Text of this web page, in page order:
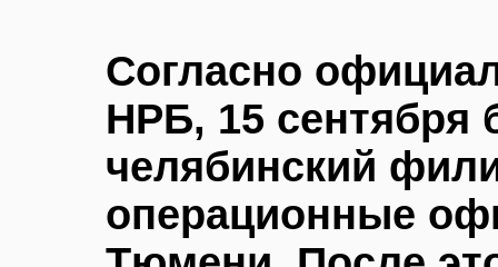
Согласно
НРБ, 15 сентября
челябинский
операционные